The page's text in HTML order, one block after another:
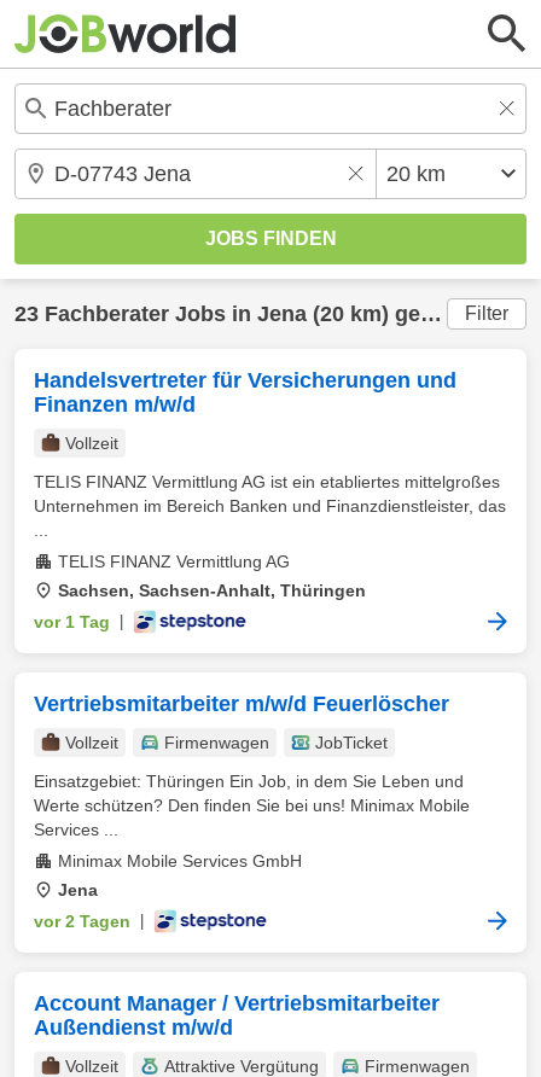
23 Fachberater Jobs in Jena (20 km) gefunden Filter
Handelsvertreter für Versicherungen und
Finanzen m/w/d
Vollzeit
TELIS FINANZ Vermittlung AG ist ein etabliertes mittelgroßes
Unternehmen im Bereich Banken und Finanzdienstleister, das
TELIS FINANZ Vermittlung AG
Sachsen, Sachsen-Anhalt, Thüringen
vor 1 Tag
Vertriebsmitarbeiter m/w/d Feuerlöscher
Vollzeit Firmenwagen
JobTicket
Einsatzgebiet: Thüringen Ein Job, in dem Sie Leben und
Werte schützen? Den finden Sie bei uns! Minimax Mobile
Services ...
Minimax Mobile Services GmbH
Jena
vor 2 Tagen
Account Manager / Vertriebsmitarbeiter
Außendienst m/w/d
Vollzeit Attraktive Vergütung
Firmenwagen